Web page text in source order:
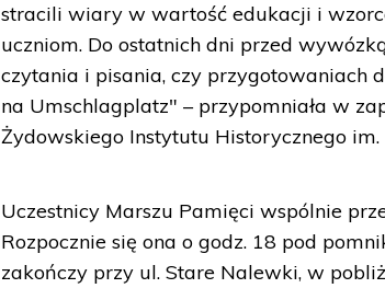
stracili wiary w wartość edukacji i
uczniom. Do ostatnich dni przed
czytania i pisania, czy przygotowaniach
na Umschlagplatz" – przypomniała w
Żydowskiego Instytutu Historycznego
Uczestnicy Marszu Pamięci wspólnie
Rozpocznie się ona o godz. 18 pod
zakończy przy ul. Stare Nalewki, w